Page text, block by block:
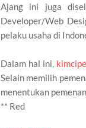
Ajang ini juga
Developer/Web
pelaku usaha di
Dalam hal ini,
Selain memilih
menentukan
** Red